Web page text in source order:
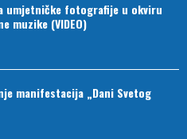
umjetničke fotografije u okviru
muzike (VIDEO)
manifestacija „Dani Svetog